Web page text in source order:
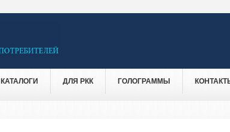
КАТАЛОГИ ДЛЯ РКК ГОЛОГРАММЫ